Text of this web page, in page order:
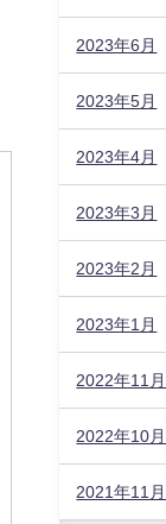
2023年6月
2023年5月
2023年4月
2023年3月
2023年2月
2023年1月
2022年11月
2022年10月
2021年11月